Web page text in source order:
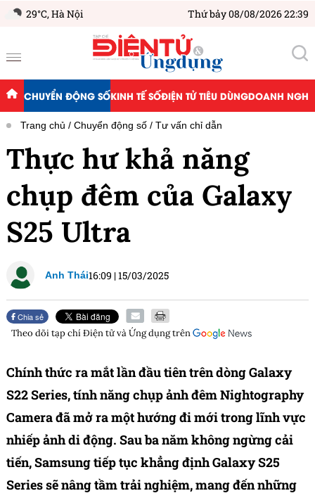
29°C,Hà Nội Thứ bảy 08/08/2026 22:39
CHUYỂN ĐỘNG SỐKINH TẾ SỐĐIỆN TỬ TIÊU DÙNGDOANH
Trang chủ Chuyển động số Tư vấn chỉ dẫn
Thực hư khả năng
chụp đêm của Galaxy
S25 Ultra
Anh Thái16:09 |15/03/2025
Chia sẻ
Theo dõi tạp chíĐiện tử và Ứng dụngtrên
Chính thức ra mắt lần đầu tiên trên dòng Galaxy
S22 Series, tính năng chụp ảnh đêm Nightography
Camera đã mở ra một hướng đi mới trong lĩnh vực
nhiếp ảnh di động. Sau ba năm không ngừng cải
tiến, Samsung tiếp tục khẳng định Galaxy S25
Series sẽ nâng tầm trải nghiệm, mang đến những